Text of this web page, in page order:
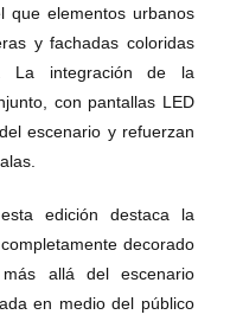
que elementos urbanos
y fachadas coloridas
La integración de la
con pantallas LED
escenario y refuerzan
edición destaca la
decorado
allá del escenario
en medio del público